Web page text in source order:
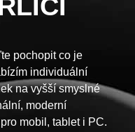
pochopit co je
individuální
na vyšší smyslné
moderní
mobil, tablet i PC.